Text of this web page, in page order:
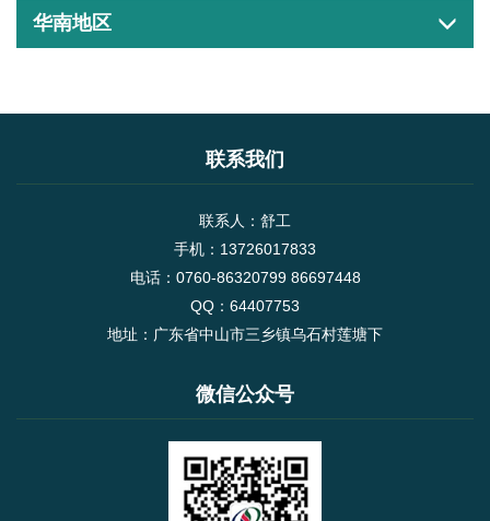
华南地区
联系我们
联系人：舒工
手机：13726017833
电话：0760-86320799 86697448
QQ：64407753
地址：广东省中山市三乡镇乌石村莲塘下
微信公众号